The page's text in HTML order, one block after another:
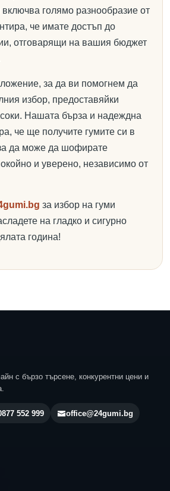
голямо разнообразие от
че имате достъп до
отговарящи на вашия бюджет
за да ви помогнем да
избор, предоставяйки
Нашата бърза и надеждна
че ще получите гумите си в
да може да шофирате
и уверено, независимо от
за избор на гуми
на гладко и сигурно
година!
с бързо търсене, конкурентни цени и
552 999 office@24gumi.bg